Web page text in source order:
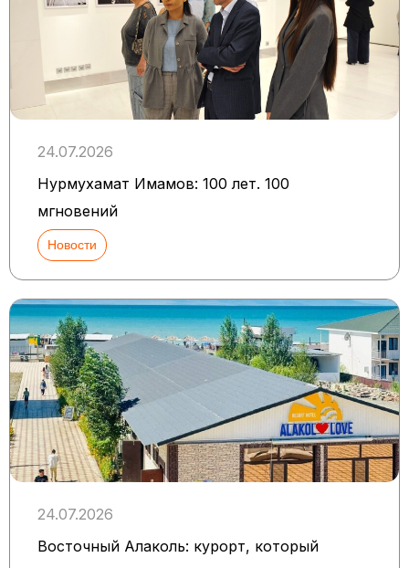
24.07.2026
Нурмухамат Имамов: 100 лет. 100
мгновений
Новости
24.07.2026
Восточный Алаколь: курорт, который